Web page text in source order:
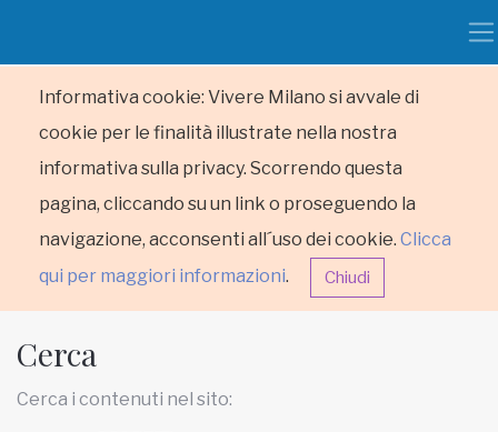
Informativa cookie: Vivere Milano si avvale di
cookie per le finalità illustrate nella nostra
informativa sulla privacy. Scorrendo questa
pagina, cliccando su un link o proseguendo la
navigazione, acconsenti all´uso dei cookie. Clicca
qui per maggiori informazioni. Chiudi
Cerca
Cerca i contenuti nel sito: